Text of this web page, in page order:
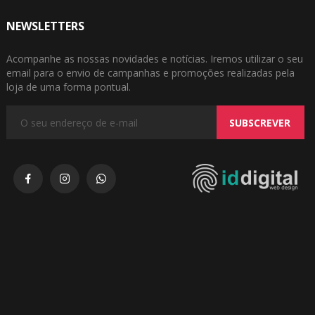
NEWSLETTERS
Acompanhe as nossas novidades e notícias. Iremos utilizar o seu
email para o envio de campanhas e promoções realizadas pela
loja de uma forma pontual.
SUBSCREVER